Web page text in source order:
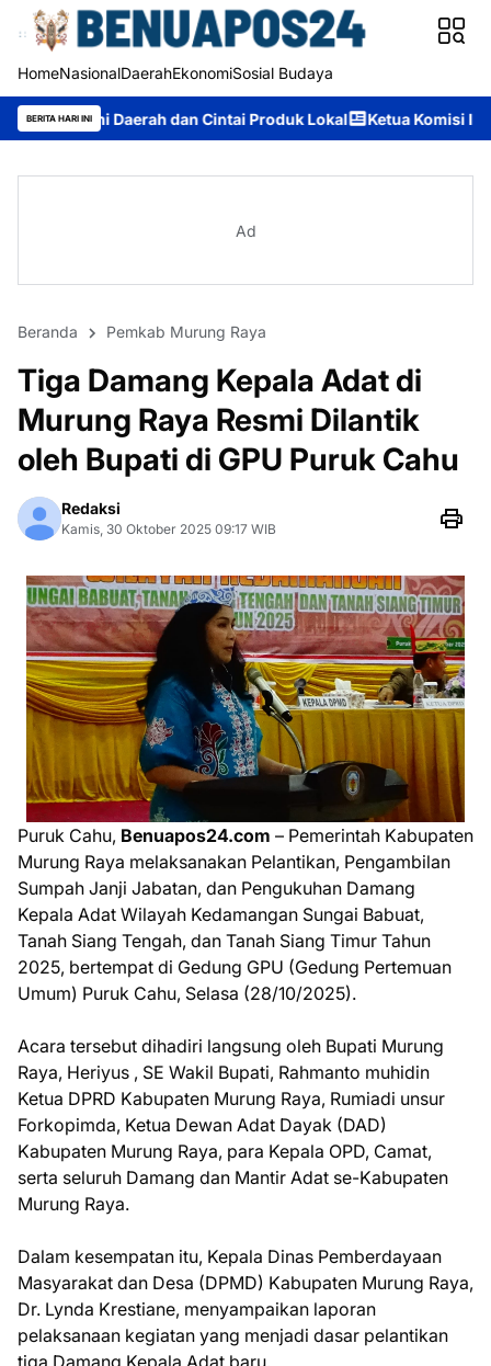
HomeNasionalDaerahEkonomiSosial Budaya
BERITA HARI INI
dan Cintai Produk Lokal Ketua Komisi II DPRD Murung Raya:
Ad
Beranda Pemkab Murung Raya
Tiga Damang Kepala Adat di
Murung Raya Resmi Dilantik
oleh Bupati di GPU Puruk Cahu
Redaksi
Kamis, 30 Oktober 2025 09:17 WIB
Puruk Cahu, Benuapos24.com – Pemerintah Kabupaten
Murung Raya melaksanakan Pelantikan, Pengambilan
Sumpah Janji Jabatan, dan Pengukuhan Damang
Kepala Adat Wilayah Kedamangan Sungai Babuat,
Tanah Siang Tengah, dan Tanah Siang Timur Tahun
2025, bertempat di Gedung GPU (Gedung Pertemuan
Umum) Puruk Cahu, Selasa (28/10/2025).
Acara tersebut dihadiri langsung oleh Bupati Murung
Raya, Heriyus , SE Wakil Bupati, Rahmanto muhidin
Ketua DPRD Kabupaten Murung Raya, Rumiadi unsur
Forkopimda, Ketua Dewan Adat Dayak (DAD)
Kabupaten Murung Raya, para Kepala OPD, Camat,
serta seluruh Damang dan Mantir Adat se-Kabupaten
Murung Raya.
Dalam kesempatan itu, Kepala Dinas Pemberdayaan
Masyarakat dan Desa (DPMD) Kabupaten Murung Raya,
Dr. Lynda Krestiane, menyampaikan laporan
pelaksanaan kegiatan yang menjadi dasar pelantikan
tiga Damang Kepala Adat baru.